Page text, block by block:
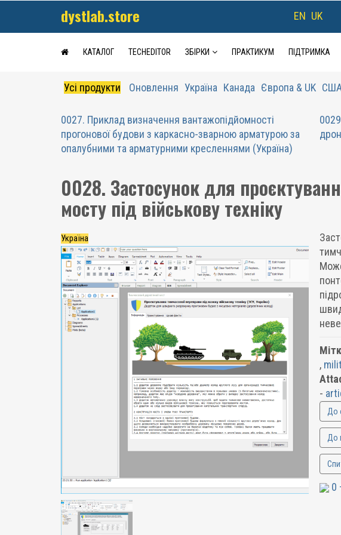
dystlab.store EN UK
КАТАЛОГ TECHEDITOR ЗБІРКИ ПРАКТИКУМ ПІДТРИМКА
Усі продукти Оновлення Україна Канада Європа & UK
0027. Приклад визначення вантажопідйомності
прогонової будови з каркасно-зварною арматурою за
опалубними та арматурними кресленнями (Україна)
0028. Застосунок для
мосту під військову техніку
Україна
,
-
До
До
0